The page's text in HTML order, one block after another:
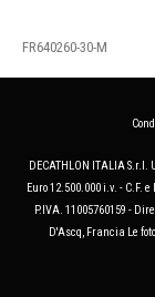
FR640260-30-M
DECATHLON ITALIA
Euro 12.500.000 i.v. - C.F.
P.IVA. 11005760159 -
D'Ascq, Francia Le